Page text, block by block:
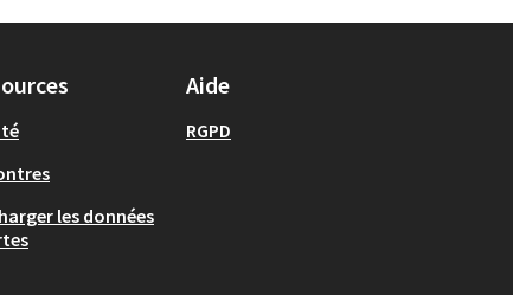
les données
Aide
RGPD